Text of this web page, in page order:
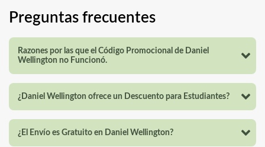
Preguntas frecuentes
Razones por las que el Código Promocional de Daniel
Wellington no Funcionó.
¿Daniel Wellington ofrece un Descuento para Estudiantes?
¿El Envío es Gratuito en Daniel Wellington?